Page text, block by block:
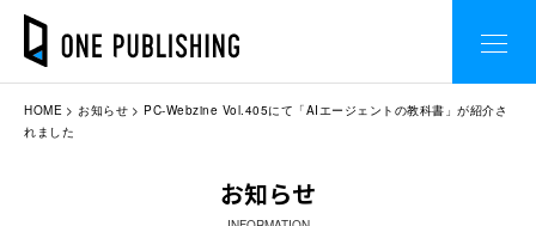
HOME お知らせ
PC-Webzine Vol.405にて「AIエージェントの教科書」が紹介さ
れました
お知らせ